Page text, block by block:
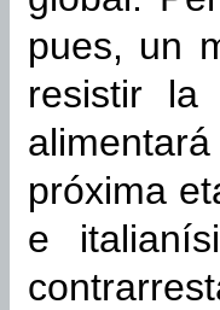
pues, un
resistir
próxima
e